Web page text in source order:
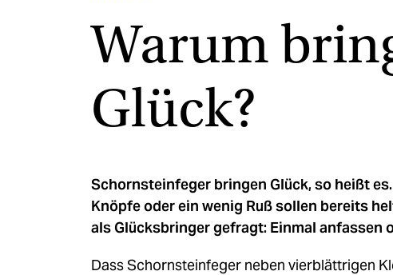
Warum
Glück?
Schornsteinfeger bringen Glück, so heißt
Knöpfe oder ein wenig Ruß sollen bereits
als Glücksbringer gefragt: Einmal anfassen
Dass Schornsteinfeger neben vierblättrigen